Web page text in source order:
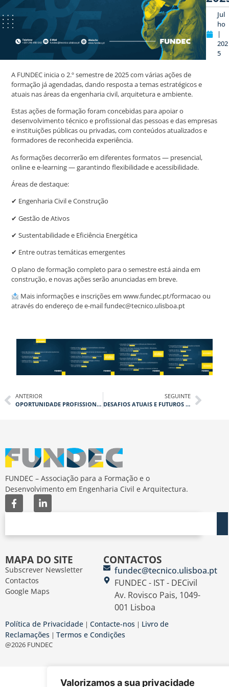
Valorizamos a sua privacidade
Jul
ho
|
202
5
A FUNDEC inicia o 2.º semestre de 2025 com várias ações de
formação já agendadas, dando resposta a temas estratégicos e
atuais nas áreas da engenharia civil, arquitetura e ambiente.
Estas ações de formação foram concebidas para apoiar o
desenvolvimento técnico e profissional das pessoas e das empresas
e instituições públicas ou privadas, com conteúdos atualizados e
formadores de reconhecida experiência.
As formações decorrerão em diferentes formatos — presencial,
online e e-learning — garantindo flexibilidade e acessibilidade.
Áreas de destaque:
✔ Engenharia Civil e Construção
✔ Gestão de Ativos
✔ Sustentabilidade e Eficiência Energética
✔ Entre outras temáticas emergentes
O plano de formação completo para o semestre está ainda em
construção, e novas ações serão anunciadas em breve.
Mais informações e inscrições em www.fundec.pt/formacao ou
através do endereço de e-mail fundec@tecnico.ulisboa.pt
ANTERIOR
OPORTUNIDADE PROFISSIONAL: TPF CONSULTORES
SEGUINTE
DESAFIOS ATUAIS E FUTUROS DAS ESTRUTURAS DE BETÃO ARMADO
FUNDEC – Associação para a Formação e o
Desenvolvimento em Engenharia Civil e Arquitectura.
MAPA DO SITE
Subscrever Newsletter
Contactos
Google Maps
CONTACTOS
fundec@tecnico.ulisboa.pt
FUNDEC - IST - DECivil
Av. Rovisco Pais, 1049-
001 Lisboa
Política de Privacidade | Contacte-nos | Livro de
Reclamações | Termos e Condições
@2026 FUNDEC